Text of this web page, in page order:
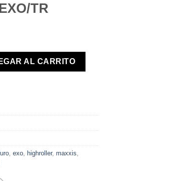
TR
29×2.50 3CT/EXO/TR cantidad
AL CARRITO
,exo highroller,maxxis